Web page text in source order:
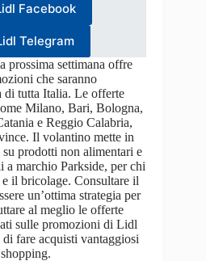
Facebook
Telegram
settimana offre
che saranno
tutta Italia. Le offerte
Milano, Bari, Bologna,
e Reggio Calabria,
Il volantino mette in
prodotti non alimentari e
marchio Parkside, per chi
il bricolage. Consultare il
un’ottima strategia per
al meglio le offerte
sulle promozioni di Lidl
fare acquisti vantaggiosi